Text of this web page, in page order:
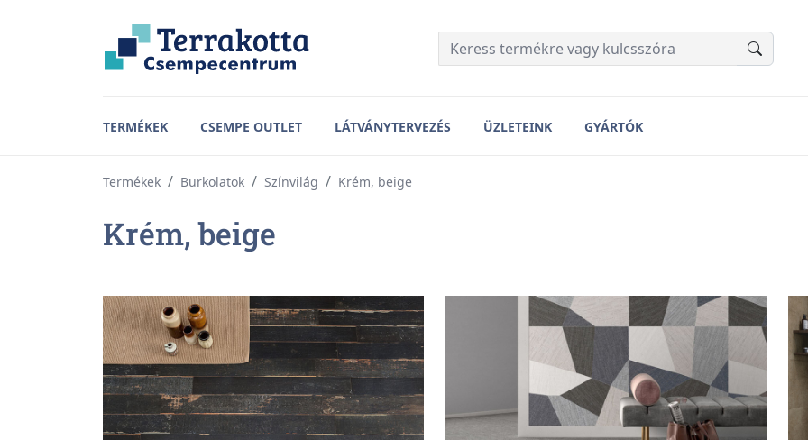
TERMÉKEK CSEMPE OUTLET LÁTVÁNYTERVEZÉS ÜZLETEINK GYÁRTÓK
Termékek Burkolatok Színvilág Krém, beige
Krém, beige